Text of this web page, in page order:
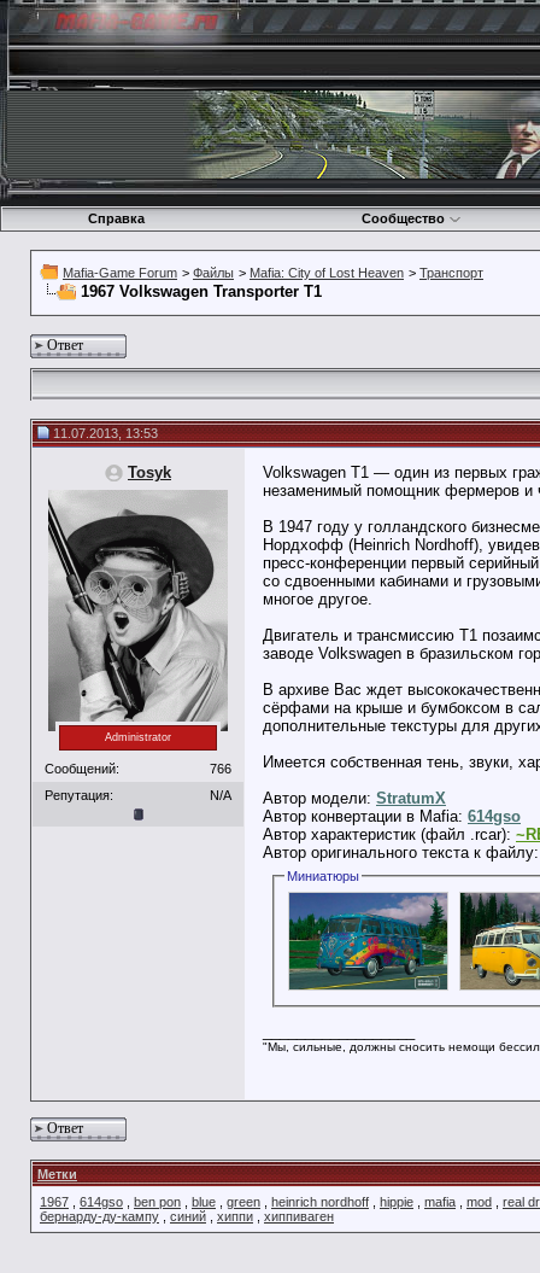
Справка Сообщество
Mafia-Game Forum > Файлы > Mafia: City of Lost Heaven > Транспорт
1967 Volkswagen Transporter T1
Ответ
11.07.2013, 13:53
Tosyk
Administrator
Сообщений:
766
Репутация:
N/A
Volkswagen T1 — один из первых
незаменимый помощник фермеров и
В 1947 году у голландского
Нордхофф (Heinrich Nordhoff),
пресс-конференции первый
со сдвоенными кабинами и
многое другое.
Двигатель и трансмиссию T1
заводе Volkswagen в бразильском
В архиве Вас ждет
сёрфами на крыше и бумбоксом в
дополнительные текстуры для
Имеется собственная тень, звуки,
Автор модели: StratumX
Автор конвертации в Mafia: 614gso
Автор характеристик (файл .rcar):
Автор оригинального текста к
Миниатюры
"Мы, сильные, должны сносить немощи
Ответ
Метки
1967
614gso ben pon blue green heinrich nordhoff hippie mafia mod
real
бернарду-ду-кампу
синий хиппи хиппиваген